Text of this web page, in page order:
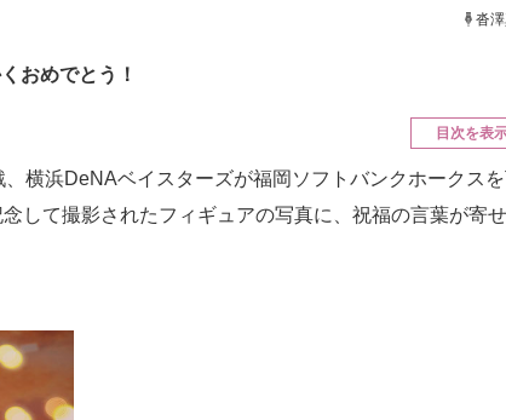
沓
おめでとう！
目次を表
横浜DeNAベイスターズが福岡ソフトバンクホークス
して撮影されたフィギュアの写真に、祝福の言葉が寄